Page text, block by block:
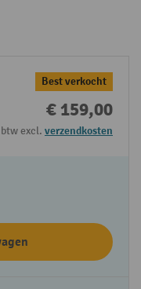
Best verkocht
€ 159,00
excl. verzendkosten